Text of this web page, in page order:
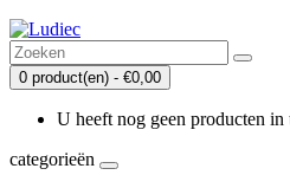
0 product(en) - €0,00
U heeft nog geen producten
categorieën